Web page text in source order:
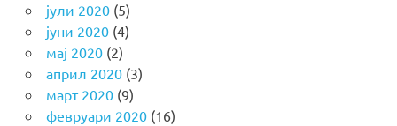
јули 2020(5)
јуни 2020(4)
мај 2020(2)
април 2020(3)
март 2020(9)
февруари 2020(16)